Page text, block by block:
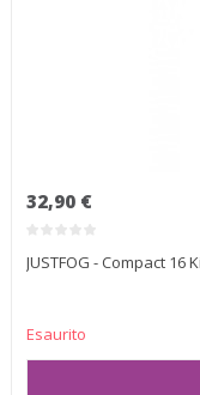
32,90 €
JUSTFOG - Compact 16
Esaurito